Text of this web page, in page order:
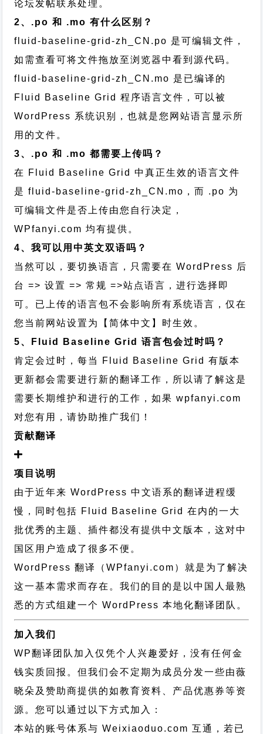
论坛发帖联系处理。
2、.po 和 .mo 有什么区别？
fluid-baseline-grid-zh_CN.po 是可编辑文件，
如需查看可将文件拖放至浏览器中看到源代码。
fluid-baseline-grid-zh_CN.mo 是已编译的
Fluid Baseline Grid 程序语言文件，可以被
WordPress 系统识别，也就是您网站语言显示所
用的文件。
3、.po 和 .mo 都需要上传吗？
在 Fluid Baseline Grid 中真正生效的语言文件
是 fluid-baseline-grid-zh_CN.mo，而 .po 为
可编辑文件是否上传由您自行决定，
WPfanyi.com 均有提供。
4、我可以用中英文双语吗？
当然可以，要切换语言，只需要在 WordPress 后
台 => 设置 => 常规 =>站点语言，进行选择即
可。已上传的语言包不会影响所有系统语言，仅在
您当前网站设置为【简体中文】时生效。
5、Fluid Baseline Grid 语言包会过时吗？
肯定会过时，每当 Fluid Baseline Grid 有版本
更新都会需要进行新的翻译工作，所以请了解这是
需要长期维护和进行的工作，如果 wpfanyi.com
对您有用，请协助推广我们！
贡献翻译
项目说明
由于近年来 WordPress 中文语系的翻译进程缓
慢，同时包括 Fluid Baseline Grid 在内的一大
批优秀的主题、插件都没有提供中文版本，这对中
国区用户造成了很多不便。
WordPress 翻译（WPfanyi.com） 就是为了解决
这一基本需求而存在。我们的目的是以中国人最熟
悉的方式组建一个 WordPress 本地化翻译团队。
加入我们
WP翻译团队加入仅凭个人兴趣爱好，没有任何金
钱实质回报。但我们会不定期为成员分发一些由薇
晓朵及赞助商提供的如教育资料、产品优惠券等资
源。您可以通过以下方式加入：
本站的账号体系与Weixiaoduo.com 互通，若已